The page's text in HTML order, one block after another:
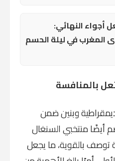
أجواء النهائي:
المغرب في ليلة الحسم
بالمنافسة
وبنين ضمن
أيضًا منتخبي السنغال
بالقوية، ما يجعل